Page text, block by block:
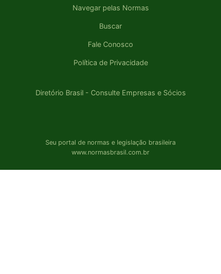
Navegar pelas Normas
Buscar
Fale Conosco
Política de Privacidade
Diretório Brasil - Consulte Empresas e Sócios
Seu portal de normas e legislação brasileira
www.normasbrasil.com.br